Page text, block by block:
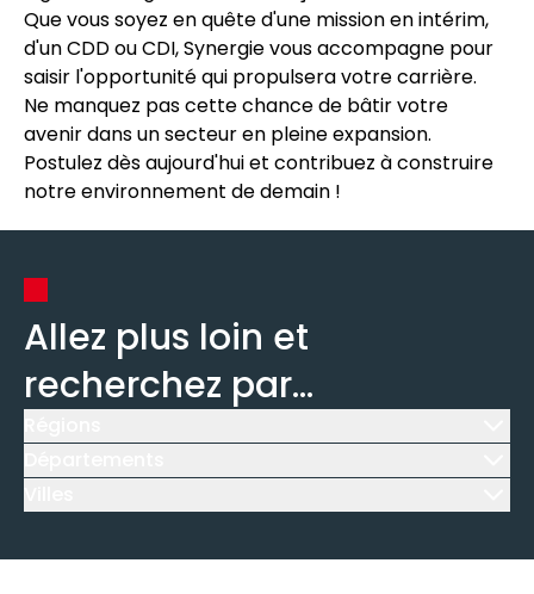
Que vous soyez en quête d'une mission en intérim,
d'un CDD ou CDI, Synergie vous accompagne pour
saisir l'opportunité qui propulsera votre carrière.
Ne manquez pas cette chance de bâtir votre
avenir dans un secteur en pleine expansion.
Postulez dès aujourd'hui et contribuez à construire
notre environnement de demain !
Allez plus loin et
recherchez par...